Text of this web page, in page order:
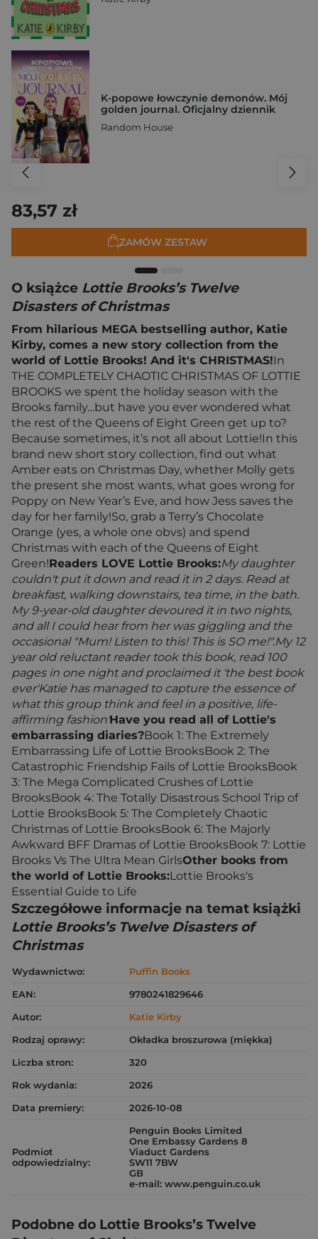
K-popowe łowczynie demonów. Mój
golden journal. Oficjalny dziennik
Random House
83,57 zł
ZAMÓW ZESTAW
O książce Lottie Brooks’s Twelve
Disasters of Christmas
From hilarious MEGA bestselling author, Katie
Kirby, comes a new story collection from the
world of Lottie Brooks! And it's CHRISTMAS!In
THE COMPLETELY CHAOTIC CHRISTMAS OF LOTTIE
BROOKS we spent the holiday season with the
Brooks family…but have you ever wondered what
the rest of the Queens of Eight Green get up to?
Because sometimes, it’s not all about Lottie!In this
brand new short story collection, find out what
Amber eats on Christmas Day, whether Molly gets
the present she most wants, what goes wrong for
Poppy on New Year’s Eve, and how Jess saves the
day for her family!So, grab a Terry’s Chocolate
Orange (yes, a whole one obvs) and spend
Christmas with each of the Queens of Eight
Green!Readers LOVE Lottie Brooks:My daughter
couldn't put it down and read it in 2 days. Read at
breakfast, walking downstairs, tea time, in the bath.
My 9-year-old daughter devoured it in two nights,
and all I could hear from her was giggling and the
occasional "Mum! Listen to this! This is SO me!".My 12
year old reluctant reader took this book, read 100
pages in one night and proclaimed it 'the best book
ever'Katie has managed to capture the essence of
what this group think and feel in a positive, life-
affirming fashion'Have you read all of Lottie's
embarrassing diaries?Book 1: The Extremely
Embarrassing Life of Lottie BrooksBook 2: The
Catastrophic Friendship Fails of Lottie BrooksBook
3: The Mega Complicated Crushes of Lottie
BrooksBook 4: The Totally Disastrous School Trip of
Lottie BrooksBook 5: The Completely Chaotic
Christmas of Lottie BrooksBook 6: The Majorly
Awkward BFF Dramas of Lottie BrooksBook 7: Lottie
Brooks Vs The Ultra Mean GirlsOther books from
the world of Lottie Brooks:Lottie Brooks's
Essential Guide to Life
Szczegółowe informacje na temat książki
Lottie Brooks’s Twelve Disasters of
Christmas
Wydawnictwo:
Puffin Books
EAN:
9780241829646
Autor:
Katie Kirby
Rodzaj oprawy:
Okładka broszurowa (miękka)
Liczba stron:
320
Rok wydania:
2026
Data premiery:
2026-10-08
Podmiot
odpowiedzialny:
Penguin Books Limited
One Embassy Gardens 8
Viaduct Gardens
SW11 7BW
GB
e-mail: www.penguin.co.uk
Podobne do Lottie Brooks’s Twelve